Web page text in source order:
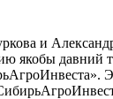
и
якобы